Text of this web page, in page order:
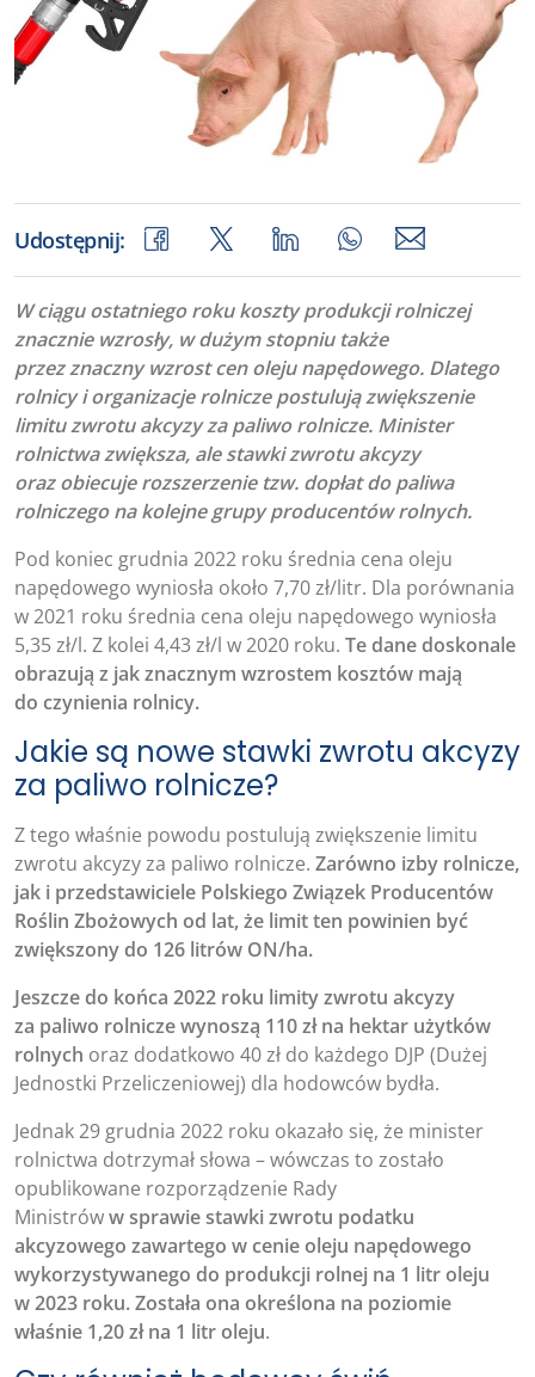
Udostępnij:
W ciągu ostatniego roku koszty produkcji rolniczej
znacznie wzrosły, w dużym stopniu także
przez znaczny wzrost cen oleju napędowego. Dlatego
rolnicy i organizacje rolnicze postulują zwiększenie
limitu zwrotu akcyzy za paliwo rolnicze. Minister
rolnictwa zwiększa, ale stawki zwrotu akcyzy
oraz obiecuje rozszerzenie tzw. dopłat do paliwa
rolniczego na kolejne grupy producentów rolnych.
Pod koniec grudnia 2022 roku średnia cena oleju
napędowego wyniosła około 7,70 zł/litr. Dla porównania
w 2021 roku średnia cena oleju napędowego wyniosła
5,35 zł/l. Z kolei 4,43 zł/l w 2020 roku. Te dane doskonale
obrazują z jak znacznym wzrostem kosztów mają
do czynienia rolnicy.
Jakie są nowe stawki zwrotu akcyzy
za paliwo rolnicze?
Z tego właśnie powodu postulują zwiększenie limitu
zwrotu akcyzy za paliwo rolnicze. Zarówno izby rolnicze,
jak i przedstawiciele Polskiego Związek Producentów
Roślin Zbożowych od lat, że limit ten powinien być
zwiększony do 126 litrów ON/ha.
Jeszcze do końca 2022 roku limity zwrotu akcyzy
za paliwo rolnicze wynoszą 110 zł na hektar użytków
rolnych oraz dodatkowo 40 zł do każdego DJP (Dużej
Jednostki Przeliczeniowej) dla hodowców bydła.
Jednak 29 grudnia 2022 roku okazało się, że minister
rolnictwa dotrzymał słowa – wówczas to zostało
opublikowane rozporządzenie Rady
Ministróww sprawie stawki zwrotu podatku
akcyzowego zawartego w cenie oleju napędowego
wykorzystywanego do produkcji rolnej na 1 litr oleju
w 2023 roku. Została ona określona na poziomie
właśnie 1,20 zł na 1 litr oleju.